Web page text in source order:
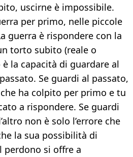
uscirne è impossibile.
per primo, nelle piccole
guerra è rispondere con la
torto subito (reale o
la capacità di guardare al
Se guardi al passato,
che ha colpito per primo e tu
a rispondere. Se guardi
non è solo l’errore che
la sua possibilità di
perdono si offre a